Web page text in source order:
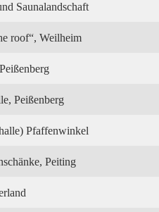
Saunalandschaft
roof“, Weilheim
Peißenberg
Pfaffenwinkel
Peiting